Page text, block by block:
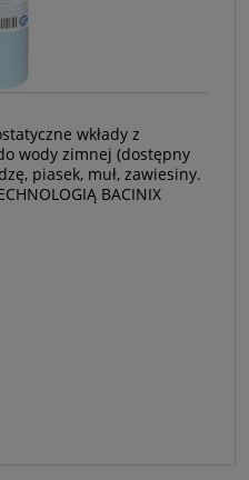
wkłady z
wody zimnej (dostępny
piasek, muł, zawiesiny.
BACINIX